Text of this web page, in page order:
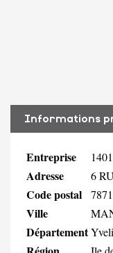
Informations
Entreprise
Adresse 6
Code postal
Ville
Département